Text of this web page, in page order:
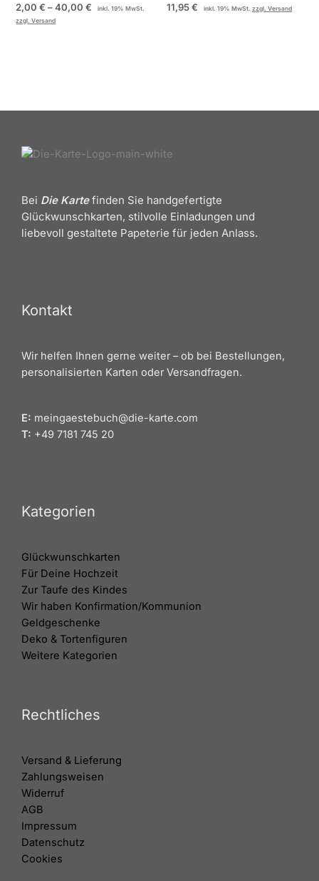
2,00€ –40,00€
inkl. 19% MwSt.
zzgl. Versand
11,95€ inkl. 19% MwSt. zzgl. Versand
Bei Die Kartefinden Sie handgefertigte
Glückwunschkarten, stilvolle Einladungen und
liebevoll gestaltete Papeterie für jeden Anlass.
Kontakt
Wir helfen Ihnen gerne weiter – ob bei Bestellungen,
personalisierten Karten oder Versandfragen.
E: meingaestebuch@die-karte.com
T: +49 7181 745 20
Kategorien
Glückwunschkarten
Für Deine Hochzeit
Zur Taufe des Kindes
Wir haben Konfirmation/Kommunion
Geldgeschenke
Deko & Tortenfiguren
Weitere Kategorien
Rechtliches
Versand & Lieferung
Zahlungsweisen
Widerruf
AGB
Impressum
Datenschutz
Cookies